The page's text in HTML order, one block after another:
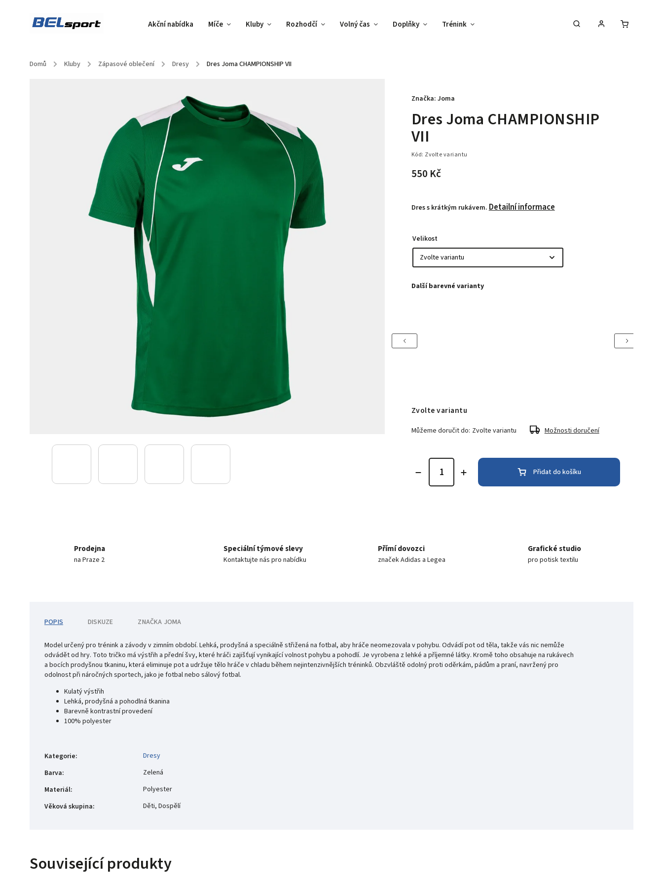
Akční nabídka Míče Kluby Rozhodčí Volný čas Doplňky Trénink Vybav svůj tým !
Domů / Kluby / Zápasové oblečení / Dresy / Dres Joma CHAMPIONSHIP VII
Dres Joma CHAMPIONSHIP
VII
Kód: Zvolte variantu
550 Kč
Dres s krátkým rukávem.Detailní informace
Značka: Joma
Velikost
Previous Next
Zvolte variantu
Můžeme doručit do: Zvolte variantu Možnosti doručení
Přidat do košíku
Prodejna
na Praze 2
Speciální týmové slevy
Kontaktujte nás pro nabídku
Přímí dovozci
značek Adidas a Legea
Grafické studio
pro potisk textilu
POPIS DISKUZE ZNAČKA JOMA
Model určený pro trénink a závody v zimním období. Lehká, prodyšná a speciálně střižená na fotbal, aby hráče neomezovala v pohybu. Odvádí pot od těla, takže vás nic nemůže
odvádět od hry. Toto tričko má výstřih a přední švy, které hráči zajišťují vynikající volnost pohybu a pohodlí. Je vyrobena z lehké a příjemné látky. Kromě toho obsahuje na rukávech
a bocích prodyšnou tkaninu, která eliminuje pot a udržuje tělo hráče v chladu během nejintenzivnějších tréninků. Obzvláště odolný proti oděrkám, pádům a praní, navržený pro
odolnost při náročných sportech, jako je fotbal nebo sálový fotbal.
Kulatý výstřih
Lehká, prodyšná a pohodlná tkanina
Barevně kontrastní provedení
100% polyester
Kategorie:
Dresy
Barva:
Zelená
Materiál:
Polyester
Věková skupina: Děti, Dospělí
Související produkty